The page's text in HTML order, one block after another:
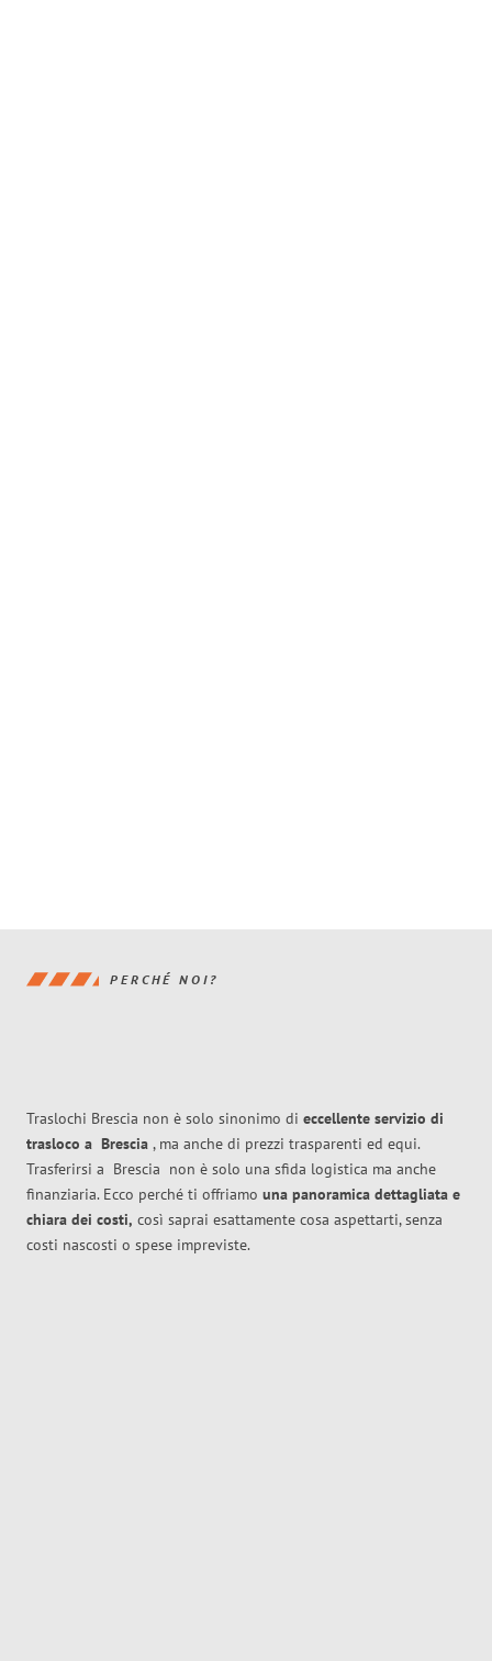
PERCHÉ NOI?
Traslochi Brescia non è solo sinonimo di eccellente servizio di
trasloco a Brescia , ma anche di prezzi trasparenti ed equi.
Trasferirsi a Brescia non è solo una sfida logistica ma anche
finanziaria. Ecco perché ti offriamo una panoramica dettagliata e
chiara dei costi, così saprai esattamente cosa aspettarti, senza
costi nascosti o spese impreviste.